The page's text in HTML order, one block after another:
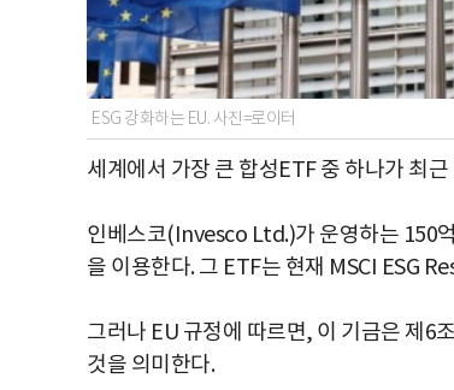
ESG 강화하는 EU. 사진=로이터
세계에서 가장 큰 합성ETF 중 하나가 최
인베스코(Invesco Ltd.)가 운영하는 150
을 이용한다. 그 ETF는 현재 MSCI ESG
그러나 EU 규정에 따르면, 이 기금은 제6
것을 의미한다.